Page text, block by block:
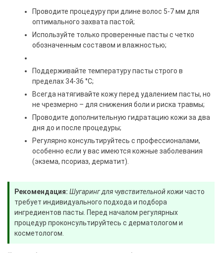
Проводите процедуру при длине волос 5-7 мм для
оптимального захвата пастой;
Используйте только проверенные пасты с четко
обозначенным составом и влажностью;
Поддерживайте температуру пасты строго в
пределах 34-36 °С;
Всегда натягивайте кожу перед удалением пасты, но
не чрезмерно – для снижения боли и риска травмы;
Проводите дополнительную гидратацию кожи за два
дня до и после процедуры;
Регулярно консультируйтесь с профессионалами,
особенно если у вас имеются кожные заболевания
(экзема, псориаз, дерматит).
Рекомендация: Шугаринг для чувствительной кожичасто
требует индивидуального подхода и подбора
ингредиентов пасты. Перед началом регулярных
процедур проконсультируйтесь с дерматологом и
косметологом.